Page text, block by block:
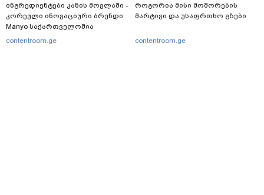
ინგრედიენტები კანის მოვლაში -
კორეული ინოვაციური ბრენდი
Manyo საქართველოშია
contentroom.ge
როგორია მისი მოშორების
მარტივი და უსაფრთხო გზები
contentroom.ge